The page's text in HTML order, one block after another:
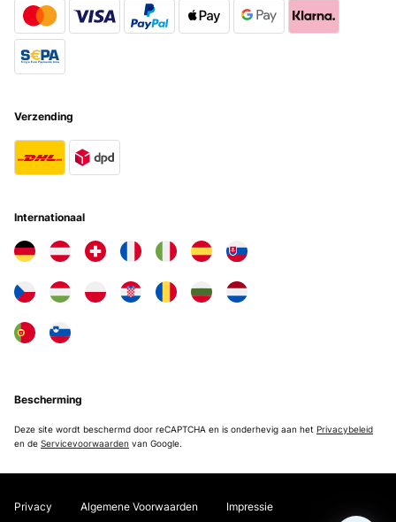
Verzending
Internationaal
Bescherming
Deze site wordt beschermd door reCAPTCHA en is onderhevig aan het Privacybeleid
en de Servicevoorwaarden van Google.
Privacy Algemene Voorwaarden Impressie